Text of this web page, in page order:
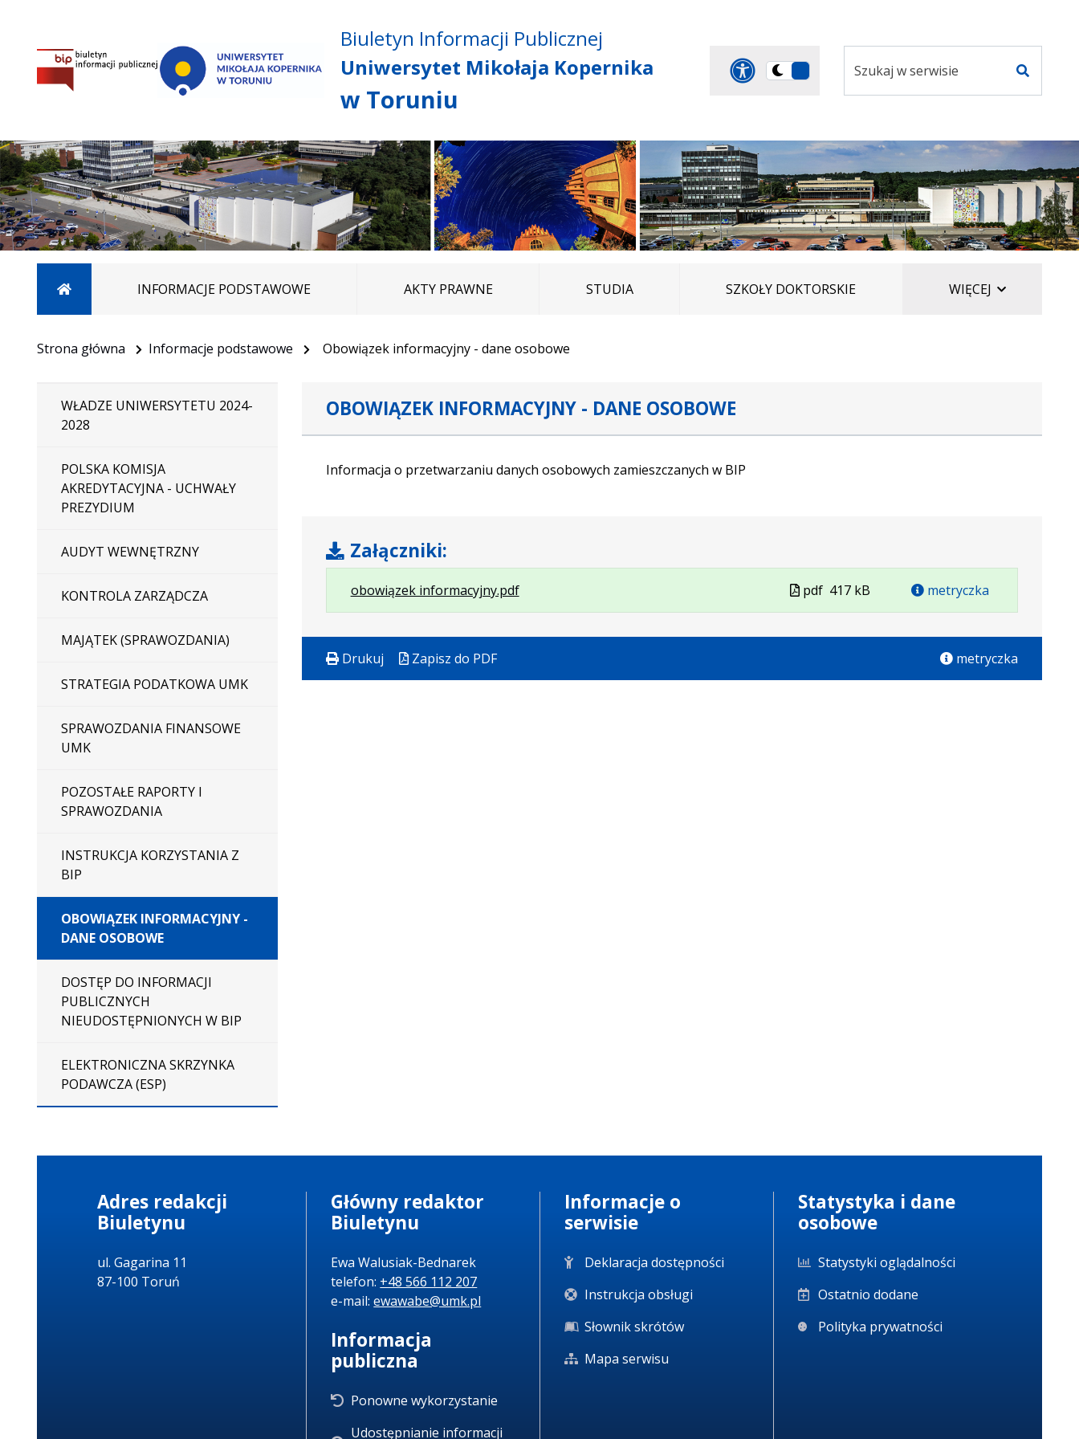
Przejdź do
głównego menu
Przejdź do treści
Przejdź do mapy
serwisu
Biuletyn Informacji Publicznej
Uniwersytet Mikołaja Kopernika
w Toruniu
Panel dostosowania
Przełącz
serwisie
Strona głównaINFORMACJE PODSTAWOWE AKTY PRAWNE STUDIA SZKOŁY DOKTORSKIE WIĘCEJ ELEMENTÓW
Strona główna Informacje podstawowe Obowiązek informacyjny - dane osobowe
WŁADZE UNIWERSYTETU 2024-
2028
POLSKA KOMISJA
AKREDYTACYJNA - UCHWAŁY
PREZYDIUM
AUDYT WEWNĘTRZNY
KONTROLA ZARZĄDCZA
MAJĄTEK (SPRAWOZDANIA)
STRATEGIA PODATKOWA UMK
SPRAWOZDANIA FINANSOWE
UMK
POZOSTAŁE RAPORTY I
SPRAWOZDANIA
INSTRUKCJA KORZYSTANIA Z
BIP
OBOWIĄZEK INFORMACYJNY -
DANE OSOBOWE
DOSTĘP DO INFORMACJI
PUBLICZNYCH
NIEUDOSTĘPNIONYCH W BIP
ELEKTRONICZNA SKRZYNKA
PODAWCZA (ESP)
OBOWIĄZEK INFORMACYJNY - DANE OSOBOWE
Informacja o przetwarzaniu danych osobowych zamieszczanych w BIP
Załączniki:
obowiązek informacyjny.pdf.
Plik
.
Rozmiar
.
Otwiera
karcie.
Plik
w
pdf 417 kB metryczka
Drukuj Zapisz do PDF metryczka
Adres redakcji
Biuletynu
ul. Gagarina 11
87-100 Toruń
Główny redaktor
Biuletynu
Ewa Walusiak-Bednarek
telefon: +48 566 112 207
e-mail:ewawabe@umk.pl
Informacja
publiczna
Ponowne wykorzystanie
Udostępnianie informacji
Informacje o
serwisie
Deklaracja dostępności
Instrukcja obsługi
Słownik skrótów
Mapa serwisu
Statystyka i dane
osobowe
Statystyki oglądalności
Ostatnio dodane
Polityka prywatności